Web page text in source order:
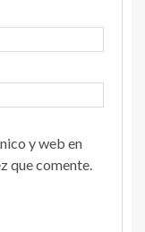
y web en
que comente.